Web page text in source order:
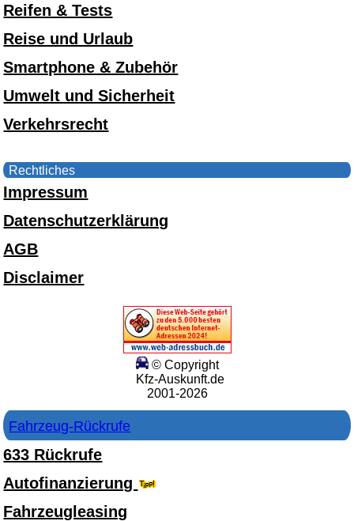
Reifen & Tests
Reise und Urlaub
Smartphone & Zubehör
Umwelt und Sicherheit
Verkehrsrecht
Rechtliches
Impressum
Datenschutzerklärung
AGB
Disclaimer
© Copyright
Kfz-Auskunft.de
2001-2026
Fahrzeug-Rückrufe
633 Rückrufe
Autofinanzierung
Fahrzeugleasing